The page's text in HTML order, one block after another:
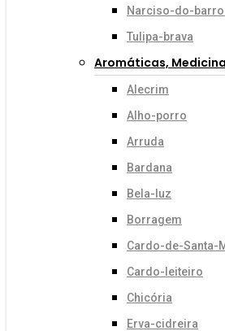
Narciso-do-
Tulipa-brava
Aromáticas,
Alecrim
Alho-porro
Arruda
Bardana
Bela-luz
Borragem
Cardo-de-Santa-
Cardo-leiteiro
Chicória
Erva-cidreira